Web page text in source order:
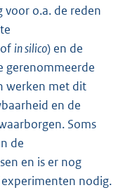
voor o.a. de reden
in silico) en de
gerenommeerde
werken met dit
en de
Soms
de
en is er nog
nodig.